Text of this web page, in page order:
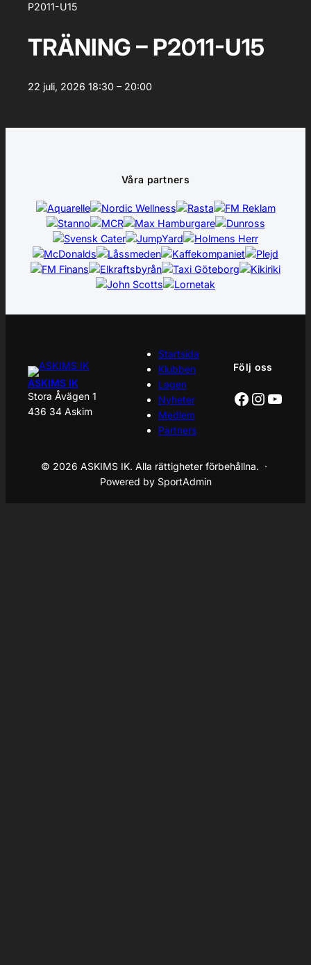
P2011-U15
TRÄNING – P2011-U15
22 juli, 2026 18:30 – 20:00
Våra partners
ASKIMS IK
Stora Åvägen 1
436 34 Askim
Startsida
Klubben
Lagen
Nyheter
Medlem
Partners
Följ oss
Facebook
© 2026 ASKIMS IK. Alla rättigheter förbehållna. ·
Powered by SportAdmin